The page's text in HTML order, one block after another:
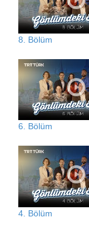
8. Bölüm
6. Bölüm
4. Bölüm